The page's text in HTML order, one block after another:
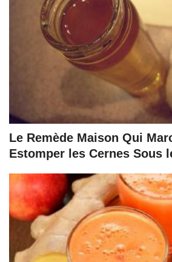
Le Remède Maison Qui
Estomper les Cernes Sous